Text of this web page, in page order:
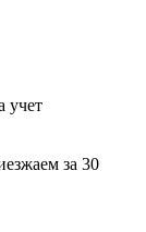
учет
за 30